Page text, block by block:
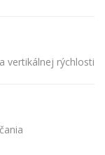
vertikálnej rýchlosti